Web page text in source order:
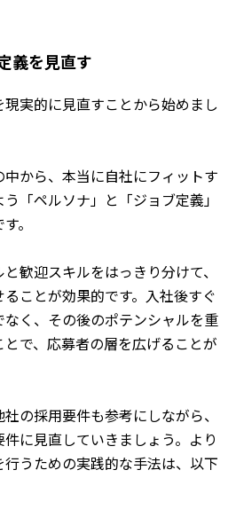
義を見直す
実的に見直すことから始めまし
から、本当に自社にフィットす
「ペルソナ」と「ジョブ定義」
。
歓迎スキルをはっきり分けて、
ことが効果的です。入社後すぐ
く、その後のポテンシャルを重
で、応募者の層を広げることが
の採用要件も参考にしながら、
に見直していきましょう。 より
うための実践的な手法は、以下